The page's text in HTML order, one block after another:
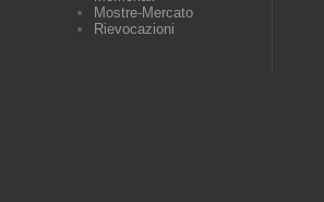
Mostre-Mercato
Rievocazioni